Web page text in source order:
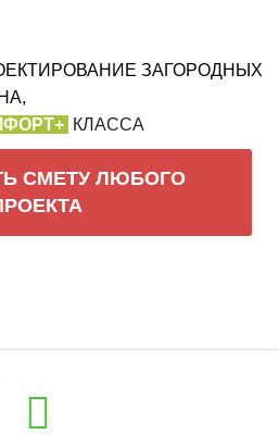
ЗАГОРОДНЫХ
КЛАССА
СМЕТУ ЛЮБОГО